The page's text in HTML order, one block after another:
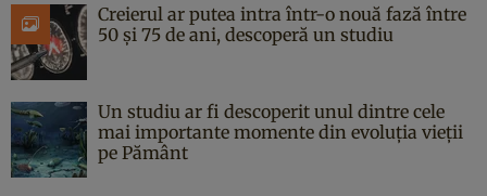
Creierul ar putea intra într-o nouă fază între
50 și 75 de ani, descoperă un studiu
Un studiu ar fi descoperit unul dintre cele
mai importante momente din evoluția vieții
pe Pământ